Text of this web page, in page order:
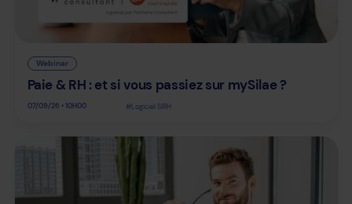
Webinar
Paie & RH : et si vous passiez sur mySilae ?
07/09/26 • 10H00 #Logiciel SIRH